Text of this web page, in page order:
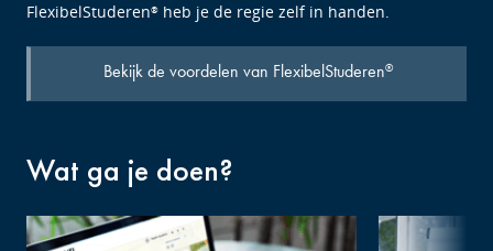
FlexibelStuderen® heb je de regie zelf in handen.
Bekijk de voordelen van FlexibelStuderen®
Wat ga je doen?